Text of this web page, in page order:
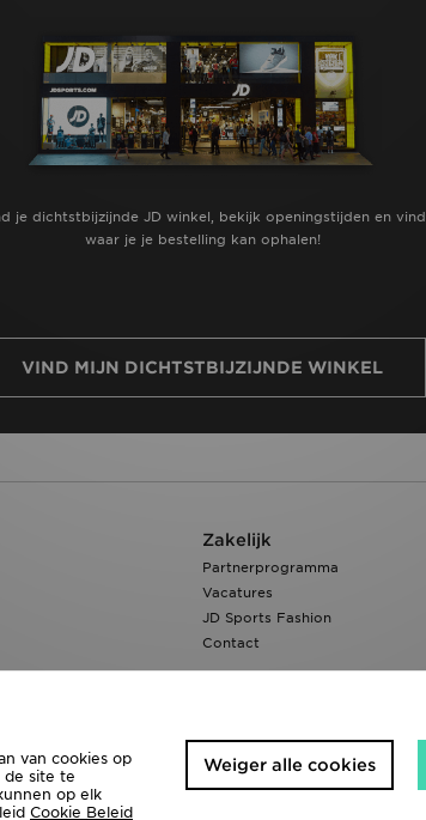
je dichtstbijzijnde JD winkel, bekijk openingstijden en vind
waar je je bestelling kan ophalen!
VIND MIJN DICHTSTBIJZIJNDE WINKEL
Zakelijk
Partnerprogramma
Vacatures
JD Sports Fashion
Contact
van cookies op
de site te
op elk
Cookie Beleid
Weiger alle cookies